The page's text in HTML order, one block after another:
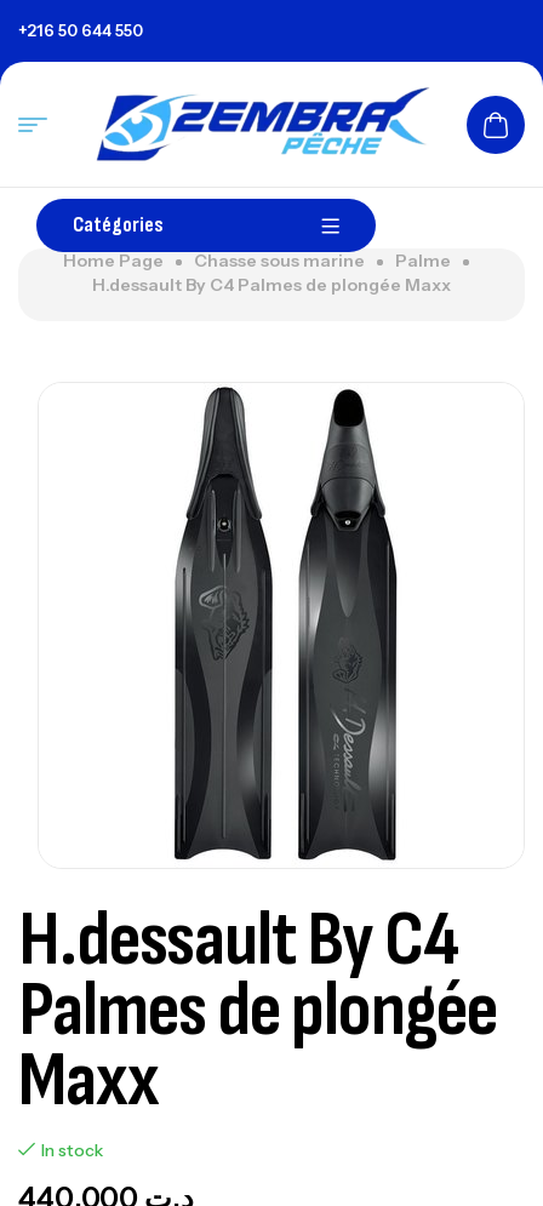
+216 50 644 550
Catégories
Home Page Chasse sous marine
Palme
H.dessault By C4 Palmes de plongée Maxx
H.dessault By C4
Palmes de plongée
Maxx
In stock
د.ت